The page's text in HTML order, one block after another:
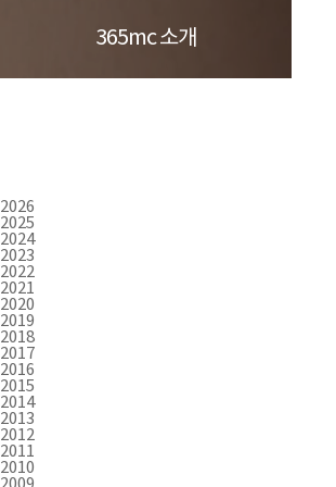
365mc 소개
2026
2025
2024
2023
2022
2021
2020
2019
2018
2017
2016
2015
2014
2013
2012
2011
2010